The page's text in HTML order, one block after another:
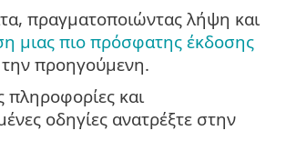
πραγματοποιώντας λήψη και
μιας πιο πρόσφατης έκδοσης
προηγούμενη.
πληροφορίες και
οδηγίες ανατρέξτε στην